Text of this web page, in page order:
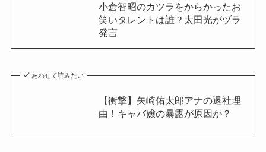
小倉智昭のカツラをからかったお
笑いタレントは誰？太田光がヅラ
発言
あわせて読みたい
【衝撃】矢崎佑太郎アナの退社理
由！キャバ嬢の暴露が原因か？